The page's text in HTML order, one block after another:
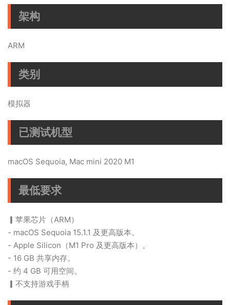
架构
ARM
类别
模拟器
已测试机型
macOS Sequoia, Mac mini 2020 M1
最低要求
▎苹果芯片（ARM）
- macOS Sequoia 15.1.1 及更高版本。
- Apple Silicon（M1 Pro 及更高版本）。
- 16 GB 共享内存。
- 约 4 GB 可用空间。
▎不支持游戏手柄